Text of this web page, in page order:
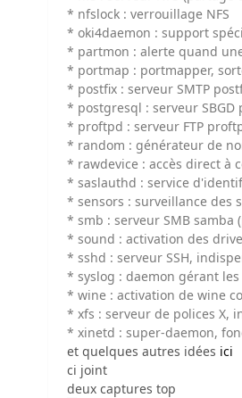
* nfslock : verrouillage NFS
* oki4daemon : support
* partmon : alerte quand
* portmap : portmapper,
* postfix : serveur SMTP
* postgresql : serveur SBGD
* proftpd : serveur FTP
* random : générateur de
* rawdevice : accès direct à
* saslauthd : service
* sensors : surveillance des
* smb : serveur SMB
* sound : activation des
* sshd : serveur SSH,
* syslog : daemon gérant
* wine : activation de wine
* xfs : serveur de polices X,
* xinetd : super-daemon,
et quelques autres idées ici
ci joint
deux captures top